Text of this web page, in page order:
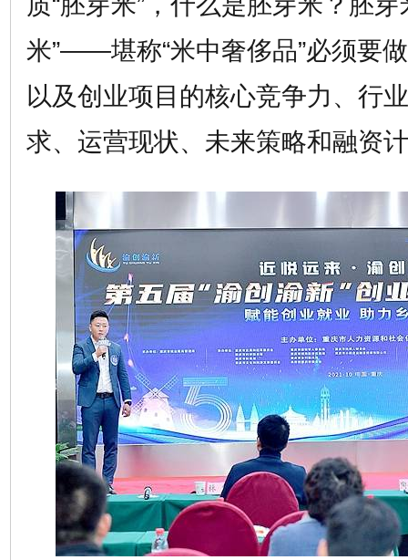
米”——堪称“米中奢侈品”必须要
以及创业项目的核心竞争力、行
求、运营现状、未来策略和融资